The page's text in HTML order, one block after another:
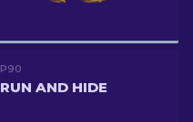
P90
RUN AND HIDE